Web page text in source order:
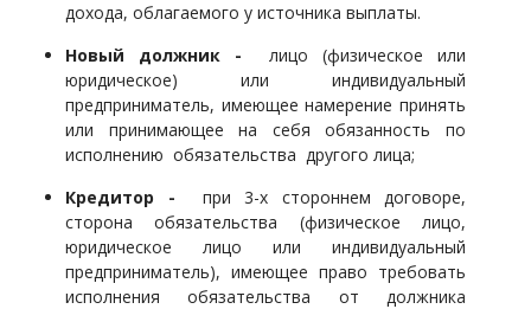
дохода, облагаемого у источника выплаты.
Новый должник - лицо (физическое или
юридическое) или индивидуальный
предприниматель, имеющее намерение принять
или принимающее на себя обязанность по
исполнению обязательства другого лица;
Кредитор - при 3-х стороннем договоре,
сторона обязательства (физическое лицо,
юридическое лицо или индивидуальный
предприниматель), имеющее право требовать
исполнения обязательства от должника